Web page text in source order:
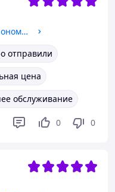
Спальник летний кокон с капюшоном 228×86(60) см военный, спальный мешок летний с капюшоном тактический Олива Хаки
отправили
цена
обслуживание
0 0